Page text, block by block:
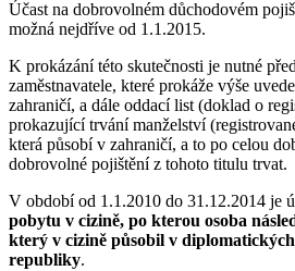
Účast na dobrovolném důchodovém
možná nejdříve od 1.1.2015.
K prokázání této skutečnosti je nutné
zaměstnavatele, které prokáže výše
zahraničí, a dále oddací list (doklad o
prokazující trvání manželství
která působí v zahraničí, a to po celou
dobrovolné pojištění z tohoto titulu trvat.
V období od 1.1.2010 do 31.12.2014 je
pobytu v cizině, po kterou osoba
který v cizině působil v
republiky.